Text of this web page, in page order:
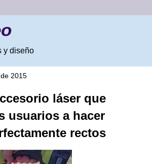
y diseño
2015
láser que
usuarios a hacer
rectos